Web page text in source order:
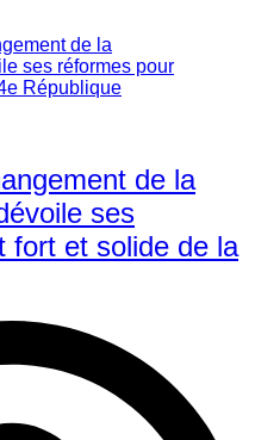
de la
ses
fort et solide de la